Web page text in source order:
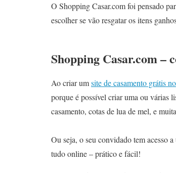
O Shopping Casar.com foi pensado
escolher se vão resgatar os itens
Shopping Casar.com –
Ao criar umsite de casamento grátis
porque é possível criar uma ou várias
casamento, cotas de lua de mel, e
Ou seja, o seu convidado tem acesso
tudo online – prático e fácil!